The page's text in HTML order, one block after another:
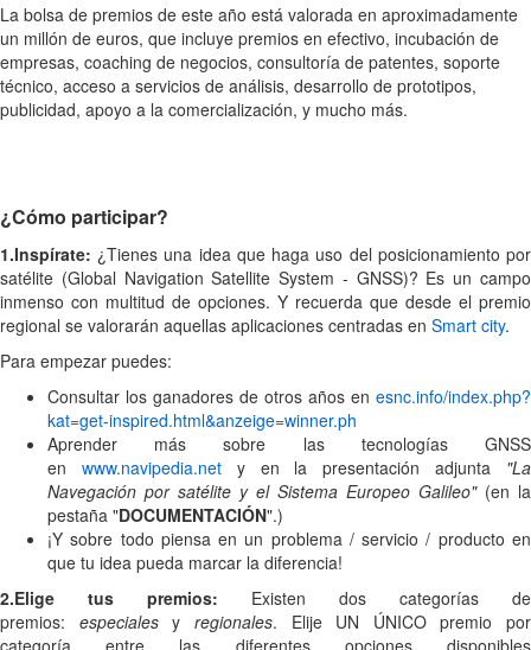
La bolsa de premios de este año está valorada en aproximadamente
un millón de euros, que incluye premios en efectivo, incubación de
empresas, coaching de negocios, consultoría de patentes, soporte
técnico, acceso a servicios de análisis, desarrollo de prototipos,
publicidad, apoyo a la comercialización, y mucho más.
¿Cómo participar?
1.Inspírate: ¿Tienes una idea que haga uso del posicionamiento por
satélite (Global Navigation Satellite System - GNSS)? Es un campo
inmenso con multitud de opciones. Y recuerda que desde el premio
regional se valorarán aquellas aplicaciones centradas en Smart city.
Para empezar puedes:
Consultar los ganadores de otros años en esnc.info/index.php?
kat=get-inspired.html&anzeige=winner.ph
Aprender más sobre las tecnologías GNSS
en www.navipedia.nety en la presentación adjunta "La
Navegación por satélite y el Sistema Europeo Galileo" (en la
pestaña "DOCUMENTACIÓN".)
¡Y sobre todo piensa en un problema / servicio / producto en
que tu idea pueda marcar la diferencia!
2.Elige tus premios: Existen dos categorías de
premios: especialesy regionales. Elije UN ÚNICO premio por
categoría entre las diferentes opciones disponibles